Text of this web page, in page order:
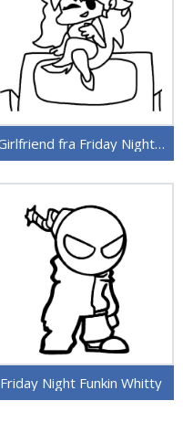
Girlfriend fra Friday Night Funkin
Friday Night Funkin Whitty